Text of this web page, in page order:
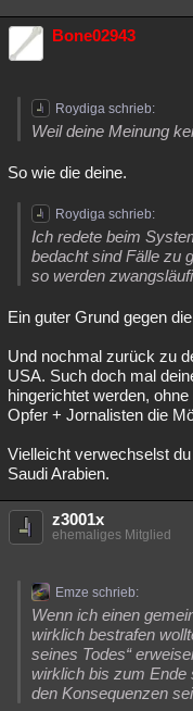
Bone02943
Roydiga schrieb:
Weil deine Meinung
So wie die deine.
Roydiga schrieb:
Ich redete beim
bedacht sind Fälle zu
so werden
Ein guter Grund gegen
Und nochmal zurück zu
USA. Such doch mal
hingerichtet werden,
Opfer + Jornalisten die
Vielleicht verwechselst
Saudi Arabien.
z3001x
ehemaliges Mitglied
Emze schrieb:
Wenn ich einen
wirklich bestrafen
seines Todes“
wirklich bis zum Ende
den Konsequenzen